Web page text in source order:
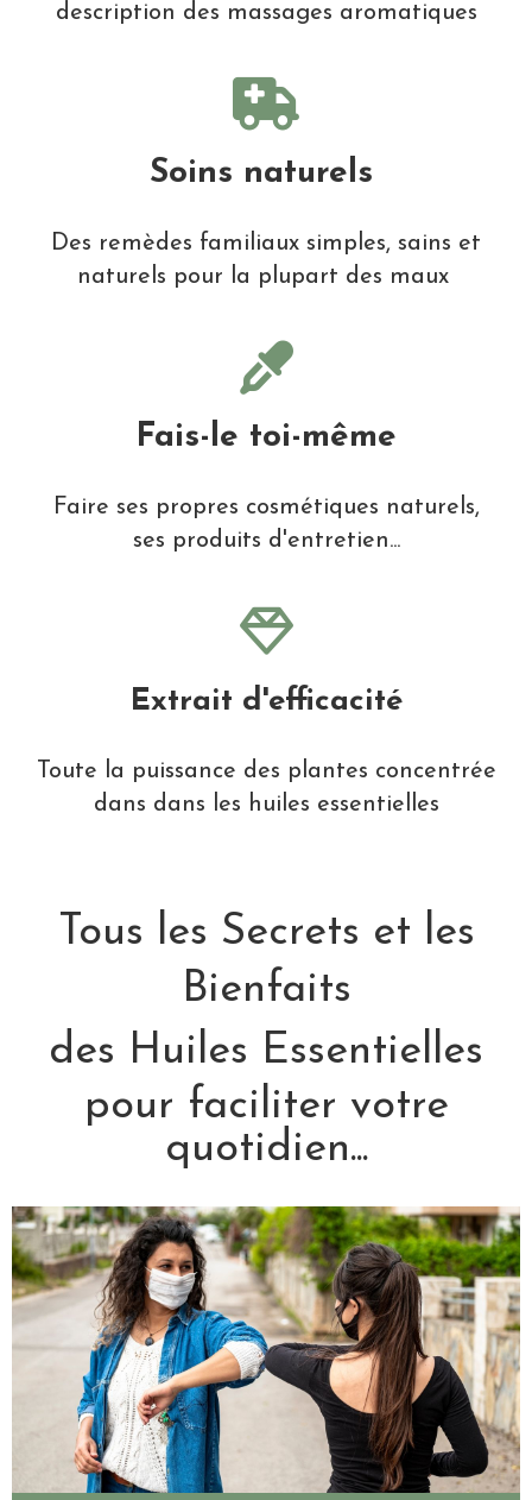
description des massages aromatiques
Soins naturels
Des remèdes familiaux simples, sains et
naturels pour la plupart des maux
Fais-le toi-même
Faire ses propres cosmétiques naturels,
ses produits d'entretien...
Extrait d'efficacité
Toute la puissance des plantes concentrée
dans dans les huiles essentielles
Tous les Secrets et les
Bienfaits
des Huiles Essentielles
pour faciliter votre
quotidien...